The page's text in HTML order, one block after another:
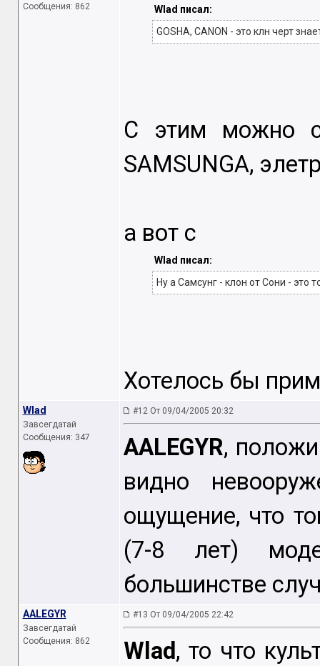
Сообщения: 862
Wlad писал:
GOSHA, CANON - это клн черт
С этим можно
SAMSUNGA,
а вот с
Wlad писал:
Ну а Самсунг - клон от Сони - это
Хотелось бы
Wlad
Завсегдатай
Сообщения: 347
#12 От 09/04/2005 20:32
AALEGYR,
видно
ощущение, что
(7-8 лет)
большинстве
AALEGYR
Завсегдатай
Сообщения: 862
#13 От 09/04/2005 22:42
Wlad, то что